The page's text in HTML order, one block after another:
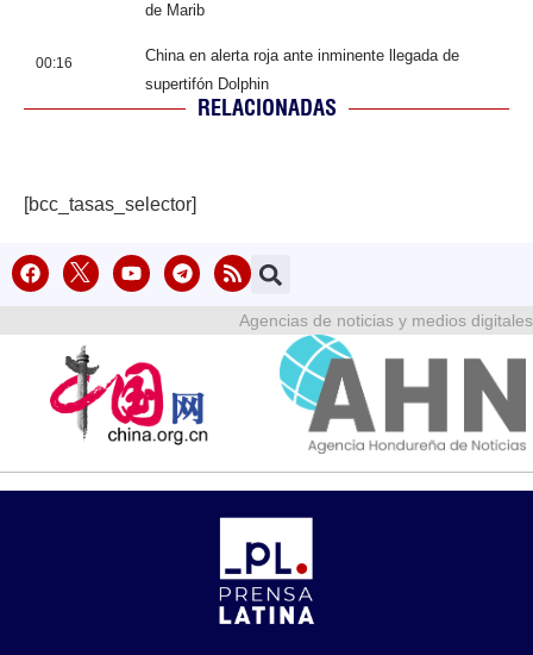
de Marib
00:16
China en alerta roja ante inminente llegada de
supertifón Dolphin
RELACIONADAS
[bcc_tasas_selector]
Agencias de noticias y medios digitales